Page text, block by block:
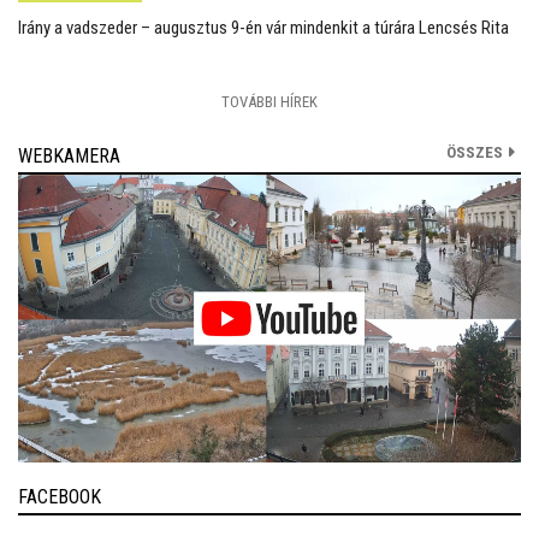
Irány a vadszeder – augusztus 9-én vár mindenkit a túrára Lencsés Rita
TOVÁBBI HÍREK
WEBKAMERA ÖSSZES
FACEBOOK